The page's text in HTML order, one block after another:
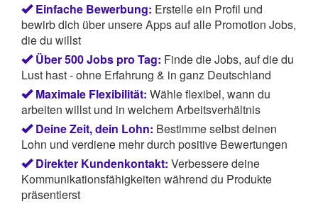
Einfache Bewerbung: Erstelle ein Profil und
bewirb dich über unsere Apps auf alle Promotion Jobs,
die du willst
Über 500 Jobs pro Tag: Finde die Jobs, auf die du
Lust hast - ohne Erfahrung & in ganz Deutschland
Maximale Flexibilität: Wähle flexibel, wann du
arbeiten willst und in welchem Arbeitsverhältnis
Deine Zeit, dein Lohn: Bestimme selbst deinen
Lohn und verdiene mehr durch positive Bewertungen
Direkter Kundenkontakt: Verbessere deine
Kommunikationsfähigkeiten während du Produkte
präsentierst